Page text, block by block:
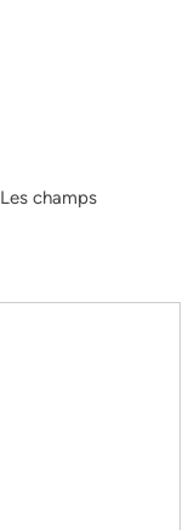
Les champs